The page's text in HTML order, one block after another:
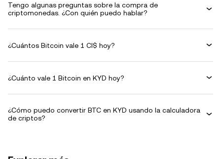
Tengo algunas preguntas sobre la compra de
criptomonedas. ¿Con quién puedo hablar?
¿Cuántos Bitcoin vale 1 CI$ hoy?
¿Cuánto vale 1 Bitcoin en KYD hoy?
¿Cómo puedo convertir BTC en KYD usando la calculadora
de criptos?